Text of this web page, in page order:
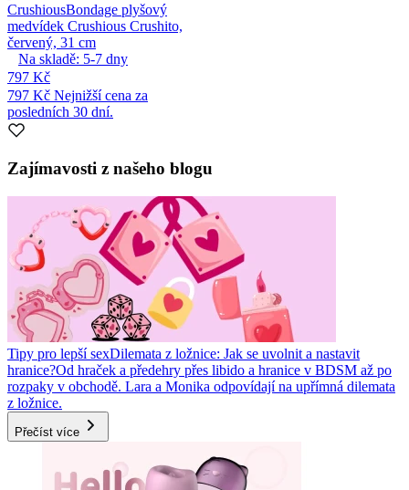
CrushiousBondage plyšový
medvídek Crushious Crushito,
červený, 31 cm
Na skladě: 5-7 dny
797 Kč
797 Kč Nejnižší cena za
posledních 30 dní.
Zajímavosti z našeho blogu
Tipy pro lepší sexDilemata z ložnice: Jak se uvolnit a nastavit
hranice?Od hraček a předehry přes libido a hranice v BDSM až po
rozpaky v obchodě. Lara a Monika odpovídají na upřímná dilemata
z ložnice.
Přečíst více